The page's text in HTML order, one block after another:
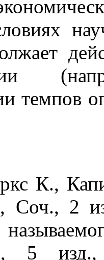
темпов
К.,
Соч., 2
5